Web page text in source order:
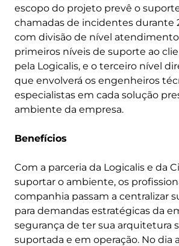
escopo do projeto prevê o
chamadas de incidentes durante
com divisão de nível
primeiros níveis de suporte ao
pela Logicalis, e o terceiro nível
que envolverá os engenheiros
especialistas em cada solução
ambiente da empresa.
Benefícios
Com a parceria da Logicalis e da
suportar o ambiente, os
companhia passam a centralizar
para demandas estratégicas da
segurança de ter sua arquitetura
suportada e em operação. No dia